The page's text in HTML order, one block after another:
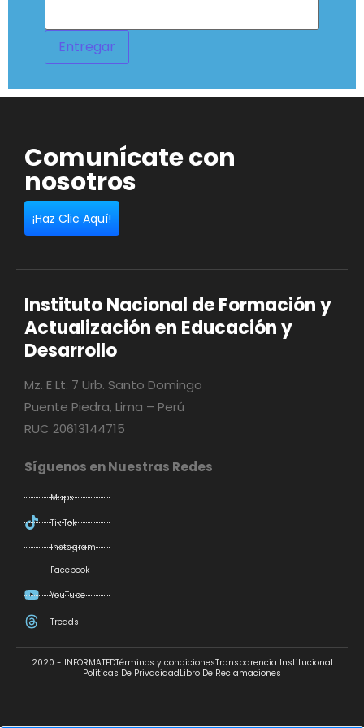
Entregar
Comunícate con
nosotros
¡Haz Clic Aquí!
Instituto Nacional de Formación y
Actualización en Educación y
Desarrollo
Mz. E Lt. 7 Urb. Santo Domingo
Puente Piedra, Lima – Perú
RUC 20613144715
Síguenos en Nuestras Redes
Maps
Tik Tok
Instagram
Facebook
YouTube
Treads
2020 - INFORMATEDTérminos y condicionesTransparencia Institucional
Politicas De PrivacidadLibro De Reclamaciones